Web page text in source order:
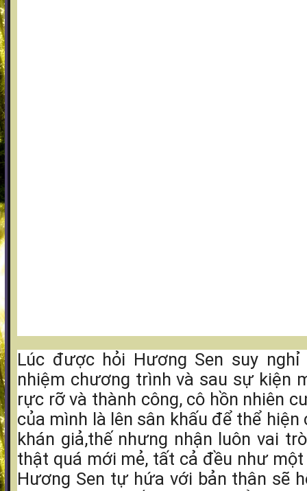
Lúc được hỏi Hương Sen suy
nhiệm chương trình và sau sự kiện
rực rỡ và thành công, cô hồn nhiên
của mình là lên sân khấu để thể
khán giả,thế nhưng nhận luôn vai
thật quá mới mẻ, tất cả đều như
Hương Sen tự hứa với bản thân sẽ